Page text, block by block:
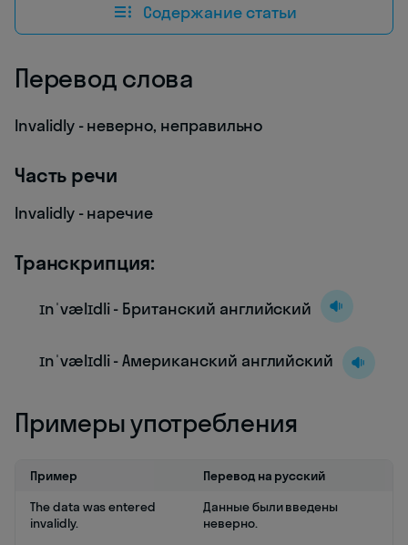
Содержание статьи
Перевод слова
Invalidly - неверно, неправильно
Часть речи
Invalidly - наречие
Транскрипция:
ɪnˈvælɪdli - Британский английский
ɪnˈvælɪdli - Американский английский
Примеры употребления
Пример
Перевод на русский
The data was entered
invalidly.
Данные были введены
неверно.